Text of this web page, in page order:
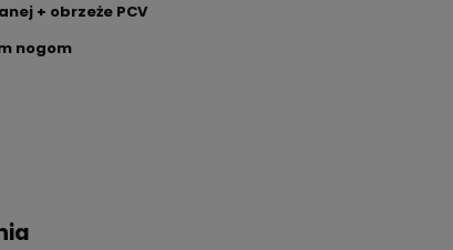
+ obrzeże PCV
nogom